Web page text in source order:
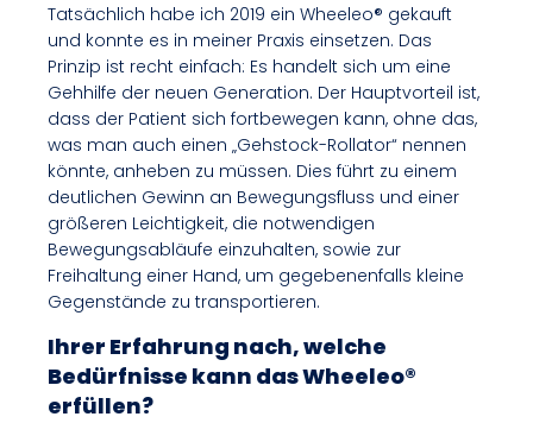
Tatsächlich habe ich 2019 ein Wheeleo® gekauft
und konnte es in meiner Praxis einsetzen. Das
Prinzip ist recht einfach: Es handelt sich um eine
Gehhilfe der neuen Generation. Der Hauptvorteil ist,
dass der Patient sich fortbewegen kann, ohne das,
was man auch einen „Gehstock-Rollator“ nennen
könnte, anheben zu müssen. Dies führt zu einem
deutlichen Gewinn an Bewegungsfluss und einer
größeren Leichtigkeit, die notwendigen
Bewegungsabläufe einzuhalten, sowie zur
Freihaltung einer Hand, um gegebenenfalls kleine
Gegenstände zu transportieren.
Ihrer Erfahrung nach, welche
Bedürfnisse kann das Wheeleo®
erfüllen?